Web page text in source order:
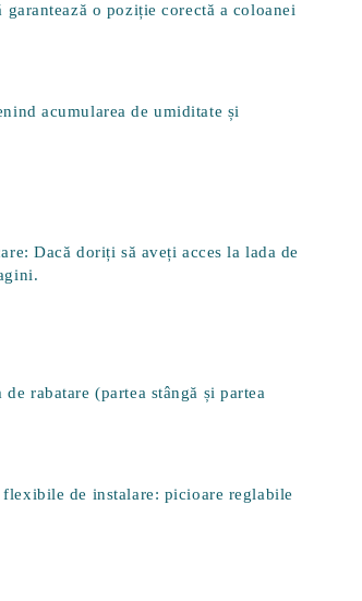
o poziție corectă a coloanei
acumularea de umiditate și
: Dacă doriți să aveți acces la lada de
rabatare (partea stângă și partea
de instalare: picioare reglabile